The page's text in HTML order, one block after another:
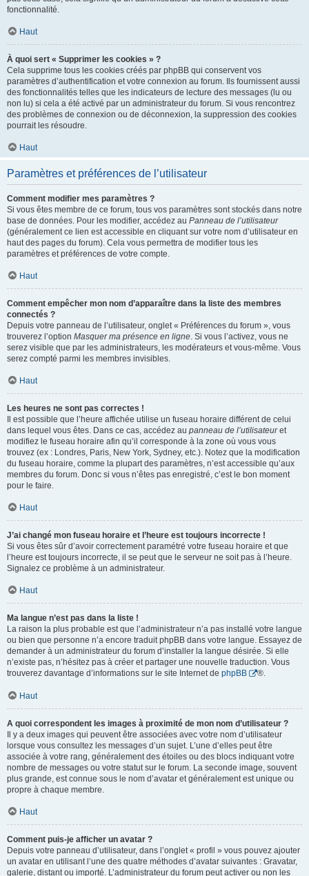
fonctionnalité.
Haut
À quoi sert « Supprimer les cookies » ?
Cela supprime tous les cookies créés par phpBB qui conservent vos
paramètres d’authentification et votre connexion au forum. Ils fournissent aussi
des fonctionnalités telles que les indicateurs de lecture des messages (lu ou
non lu) si cela a été activé par un administrateur du forum. Si vous rencontrez
des problèmes de connexion ou de déconnexion, la suppression des cookies
pourrait les résoudre.
Haut
Paramètres et préférences de l’utilisateur
Comment modifier mes paramètres ?
Si vous êtes membre de ce forum, tous vos paramètres sont stockés dans notre
base de données. Pour les modifier, accédez au Panneau de l’utilisateur
(généralement ce lien est accessible en cliquant sur votre nom d’utilisateur en
haut des pages du forum). Cela vous permettra de modifier tous les
paramètres et préférences de votre compte.
Haut
Comment empêcher mon nom d’apparaître dans la liste des membres
connectés ?
Depuis votre panneau de l’utilisateur, onglet « Préférences du forum », vous
trouverez l’option Masquer ma présence en ligne. Si vous l’activez, vous ne
serez visible que par les administrateurs, les modérateurs et vous-même. Vous
serez compté parmi les membres invisibles.
Haut
Les heures ne sont pas correctes !
Il est possible que l’heure affichée utilise un fuseau horaire différent de celui
dans lequel vous êtes. Dans ce cas, accédez au panneau de l’utilisateuret
modifiez le fuseau horaire afin qu’il corresponde à la zone où vous vous
trouvez (ex : Londres, Paris, New York, Sydney, etc.). Notez que la modification
du fuseau horaire, comme la plupart des paramètres, n’est accessible qu’aux
membres du forum. Donc si vous n’êtes pas enregistré, c’est le bon moment
pour le faire.
Haut
J’ai changé mon fuseau horaire et l’heure est toujours incorrecte !
Si vous êtes sûr d’avoir correctement paramétré votre fuseau horaire et que
l’heure est toujours incorrecte, il se peut que le serveur ne soit pas à l’heure.
Signalez ce problème à un administrateur.
Haut
Ma langue n’est pas dans la liste !
La raison la plus probable est que l’administrateur n’a pas installé votre langue
ou bien que personne n’a encore traduit phpBB dans votre langue. Essayez de
demander à un administrateur du forum d’installer la langue désirée. Si elle
n’existe pas, n’hésitez pas à créer et partager une nouvelle traduction. Vous
trouverez davantage d’informations sur le site Internet de phpBB ®.
Haut
A quoi correspondent les images à proximité de mon nom d’utilisateur ?
Il y a deux images qui peuvent être associées avec votre nom d’utilisateur
lorsque vous consultez les messages d’un sujet. L’une d’elles peut être
associée à votre rang, généralement des étoiles ou des blocs indiquant votre
nombre de messages ou votre statut sur le forum. La seconde image, souvent
plus grande, est connue sous le nom d’avatar et généralement est unique ou
propre à chaque membre.
Haut
Comment puis-je afficher un avatar ?
Depuis votre panneau d’utilisateur, dans l’onglet « profil » vous pouvez ajouter
un avatar en utilisant l’une des quatre méthodes d’avatar suivantes : Gravatar,
galerie, distant ou importé. L’administrateur du forum peut activer ou non les